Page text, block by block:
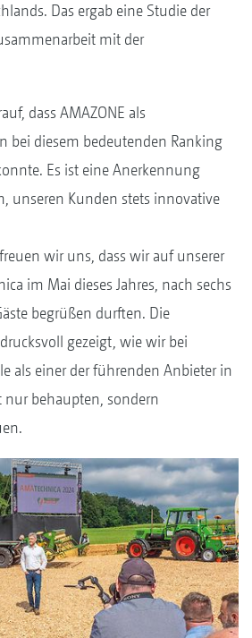
Das ergab eine Studie der
mit der
dass AMAZONE als
bei diesem bedeutenden Ranking
Es ist eine Anerkennung
unseren Kunden stets innovative
wir uns, dass wir auf unserer
im Mai dieses Jahres, nach sechs
begrüßen durften. Die
gezeigt, wie wir bei
als einer der führenden Anbieter in
behaupten, sondern